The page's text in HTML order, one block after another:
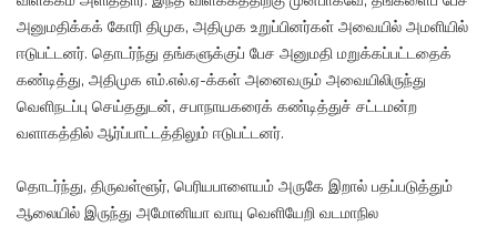
அனுமதிக்கக் கோரி திமுக, அதிமுக உறுப்பினர்கள் அவையில் அமளியில்
ஈடுபட்டனர். தொடர்ந்து தங்களுக்குப் பேச அனுமதி மறுக்கப்பட்டதைக்
கண்டித்து, அதிமுக எம்.எல்.ஏ-க்கள் அனைவரும் அவையிலிருந்து
வெளிநடப்பு செய்ததுடன், சபாநாயகரைக் கண்டித்துச் சட்டமன்ற
வளாகத்தில் ஆர்ப்பாட்டத்திலும் ஈடுபட்டனர்.
தொடர்ந்து, திருவள்ளூர், பெரியபாளையம் அருகே இறால் பதப்படுத்தும்
ஆலையில் இருந்து அமோனியா வாயு வெளியேறி வடமாநில